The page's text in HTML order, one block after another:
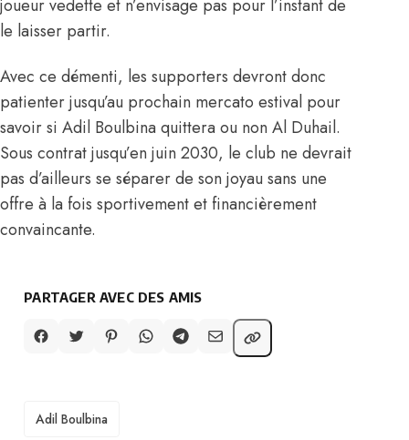
joueur vedette et n’envisage pas pour l’instant de
le laisser partir.
Avec ce démenti, les supporters devront donc
patienter jusqu’au prochain mercato estival pour
savoir si Adil Boulbina quittera ou non Al Duhail.
Sous contrat jusqu’en juin 2030, le club ne devrait
pas d’ailleurs se séparer de son joyau sans une
offre à la fois sportivement et financièrement
convaincante.
PARTAGER AVEC DES AMIS
TAGS
Adil Boulbina